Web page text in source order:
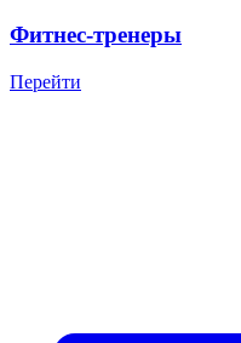
Фитнес-тренеры
Перейти